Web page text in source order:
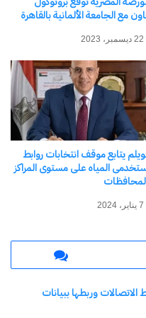
الخاصة نحو
30.85 جنيه للشراء
و30.95 جنيه للبيع منها
“قطر الوطني
الأهلي QNB،
العربي
والإسكندرية،
المتحد،…
إلى بريدك
اشتراك
مع الجامعة الألمانية بالقاهرة
22 ديسمبر، 2023
يتابع موقف انتخابات روابط
المياه على مستوى المراكز
7 يناير، 2024
وربطها ببيانات